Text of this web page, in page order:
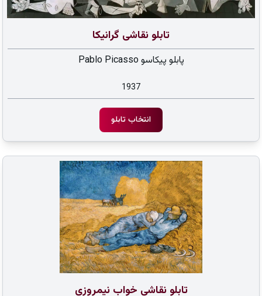
تابلو نقاشی گرانیکا
پابلو پیکاسو Pablo Picasso
1937
انتخاب تابلو
تابلو نقاشی خواب نیمروزی